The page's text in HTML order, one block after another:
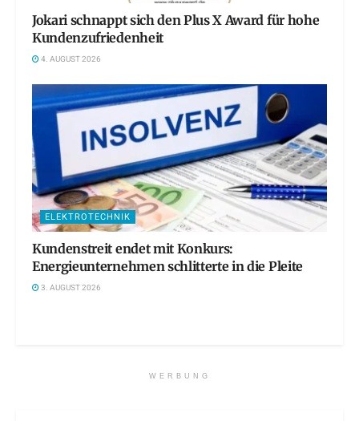
Jokari schnappt sich den Plus X Award für hohe
Kundenzufriedenheit
4. AUGUST 2026
ELEKTROTECHNIK
Kundenstreit endet mit Konkurs:
Energieunternehmen schlitterte in die Pleite
3. AUGUST 2026
WERBUNG